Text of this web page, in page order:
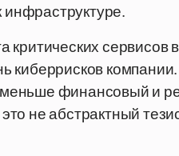
критических
киберрисков
финансовый и
не абстрактный